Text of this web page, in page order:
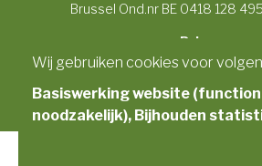
Brussel Ond.nr BE 0418 128
Privacy
© Copyright 2026 | Huis van
Alle rechten
Privacybeleid
Wij gebruiken cookies voor
Basiswerking website
noodzakelijk), Bijhouden